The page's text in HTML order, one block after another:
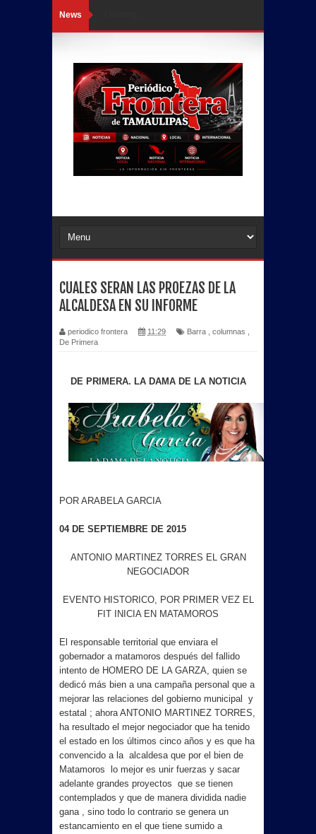
News
CUALES SERAN LAS PROEZAS DE LA
ALCALDESA EN SU INFORME
periodico frontera 11:29 Barra columnas
De Primera
DE PRIMERA. LA DAMA DE LA NOTICIA
POR ARABELA GARCIA
04 DE SEPTIEMBRE DE 2015
ANTONIO MARTINEZ TORRES EL GRAN
NEGOCIADOR
EVENTO HISTORICO, POR PRIMER VEZ EL
FIT INICIA EN MATAMOROS
El responsable territorial que enviara el
gobernador a matamoros después del fallido
intento de HOMERO DE LA GARZA, quien se
dedicó más bien a una campaña personal que a
mejorar las relaciones del gobierno municipal y
estatal ; ahora ANTONIO MARTINEZ TORRES,
ha resultado el mejor negociador que ha tenido
el estado en los últimos cinco años y es que ha
convencido a la alcaldesa que por el bien de
Matamoros lo mejor es unir fuerzas y sacar
adelante grandes proyectos que se tienen
contemplados y que de manera dividida nadie
gana , sino todo lo contrario se genera un
estancamiento en el que tiene sumido a